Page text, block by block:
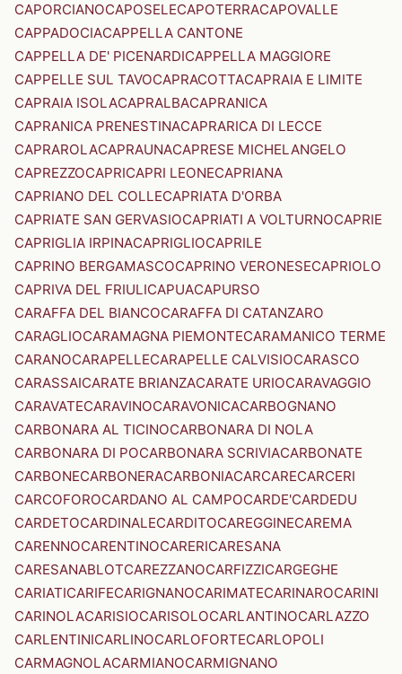
CAPORCIANOCAPOSELECAPOTERRACAPOVALLE
CAPPADOCIACAPPELLA CANTONE
CAPPELLA DE' PICENARDICAPPELLA MAGGIORE
CAPPELLE SUL TAVOCAPRACOTTACAPRAIA E LIMITE
CAPRAIA ISOLACAPRALBACAPRANICA
CAPRANICA PRENESTINACAPRARICA DI LECCE
CAPRAROLACAPRAUNACAPRESE MICHELANGELO
CAPREZZOCAPRICAPRI LEONECAPRIANA
CAPRIANO DEL COLLECAPRIATA D'ORBA
CAPRIATE SAN GERVASIOCAPRIATI A VOLTURNOCAPRIE
CAPRIGLIA IRPINACAPRIGLIOCAPRILE
CAPRINO BERGAMASCOCAPRINO VERONESECAPRIOLO
CAPRIVA DEL FRIULICAPUACAPURSO
CARAFFA DEL BIANCOCARAFFA DI CATANZARO
CARAGLIOCARAMAGNA PIEMONTECARAMANICO TERME
CARANOCARAPELLECARAPELLE CALVISIOCARASCO
CARASSAICARATE BRIANZACARATE URIOCARAVAGGIO
CARAVATECARAVINOCARAVONICACARBOGNANO
CARBONARA AL TICINOCARBONARA DI NOLA
CARBONARA DI POCARBONARA SCRIVIACARBONATE
CARBONECARBONERACARBONIACARCARECARCERI
CARCOFOROCARDANO AL CAMPOCARDE'CARDEDU
CARDETOCARDINALECARDITOCAREGGINECAREMA
CARENNOCARENTINOCARERICARESANA
CARESANABLOTCAREZZANOCARFIZZICARGEGHE
CARIATICARIFECARIGNANOCARIMATECARINAROCARINI
CARINOLACARISIOCARISOLOCARLANTINOCARLAZZO
CARLENTINICARLINOCARLOFORTECARLOPOLI
CARMAGNOLACARMIANOCARMIGNANO